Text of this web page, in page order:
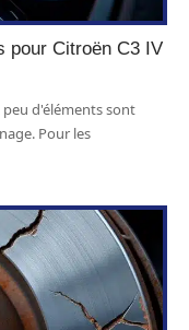
pour Citroën C3 IV
d'éléments sont
Pour les